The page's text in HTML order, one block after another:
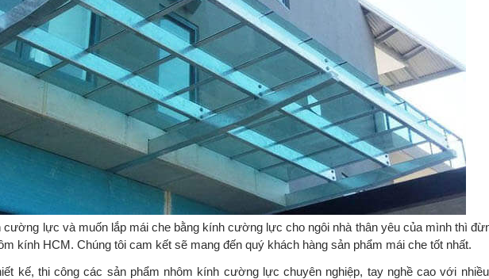
cường lực và muốn lắp mái che bằng kính cường lực cho ngôi nhà thân yêu của mình thì
kính HCM. Chúng tôi cam kết sẽ mang đến quý khách hàng sản phẩm mái che tốt nhất.
kế, thi công các sản phẩm nhôm kính cường lực chuyên nghiệp, tay nghề cao với